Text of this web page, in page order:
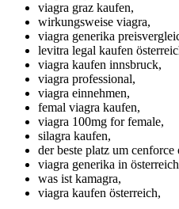
viagra graz kaufen,
wirkungsweise viagra,
viagra generika
levitra legal kaufen
viagra kaufen innsbruck,
viagra professional,
viagra einnehmen,
femal viagra kaufen,
viagra 100mg for female,
silagra kaufen,
der beste platz um
viagra generika in
was ist kamagra,
viagra kaufen österreich,